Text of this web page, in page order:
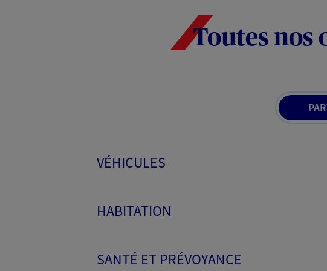
Toutes nos
VÉHICULES
HABITATION
SANTÉ ET PRÉVOYANCE